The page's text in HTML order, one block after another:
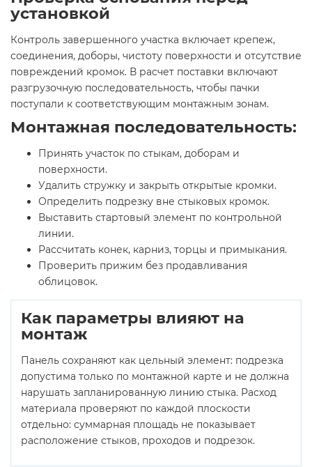
установкой
Контроль завершенного участка включает крепеж,
соединения, доборы, чистоту поверхности и отсутствие
повреждений кромок. В расчет поставки включают
разгрузочную последовательность, чтобы пачки
поступали к соответствующим монтажным зонам.
Монтажная последовательность:
Принять участок по стыкам, доборам и
поверхности.
Удалить стружку и закрыть открытые кромки.
Определить подрезку вне стыковых кромок.
Выставить стартовый элемент по контрольной
линии.
Рассчитать конек, карниз, торцы и примыкания.
Проверить прижим без продавливания
облицовок.
Как параметры влияют на
монтаж
Панель сохраняют как цельный элемент: подрезка
допустима только по монтажной карте и не должна
нарушать запланированную линию стыка. Расход
материала проверяют по каждой плоскости
отдельно: суммарная площадь не показывает
расположение стыков, проходов и подрезок.